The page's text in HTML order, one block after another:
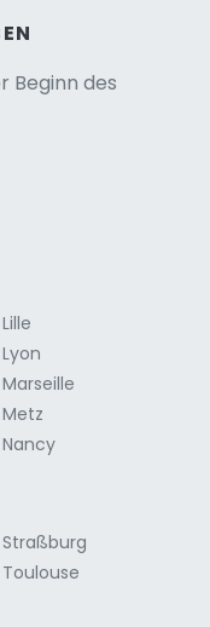
Beginn des